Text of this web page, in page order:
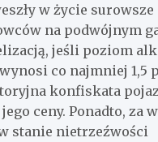
w życie
na podwójnym
jeśli poziom
co najmniej 1,5
konfiskata
ceny. Ponadto, za
stanie nietrzeźwości